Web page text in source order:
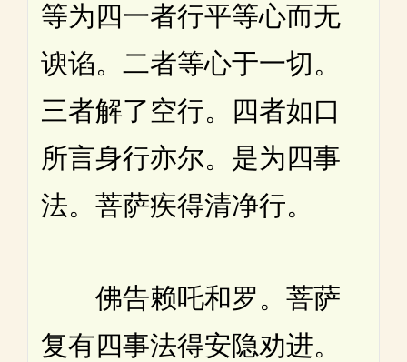
等为四一者行平等心而无
谀谄。二者等心于一切。
三者解了空行。四者如口
所言身行亦尔。是为四事
法。菩萨疾得清净行。
佛告赖吒和罗。菩萨
复有四事法得安隐劝进。